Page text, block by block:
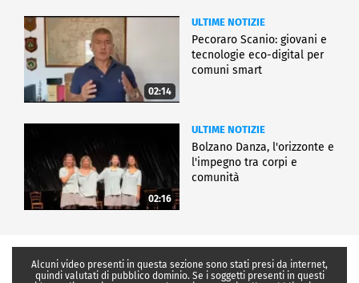
02:14
ULTIME NOTIZIE
Pecoraro Scanio: giovani e
tecnologie eco-digital per
comuni smart
02:16
ULTIME NOTIZIE
Bolzano Danza, l'orizzonte e
l'impegno tra corpi e
comunità
Alcuni video presenti in questa sezione sono stati presi da internet,
quindi valutati di pubblico dominio. Se i soggetti presenti in questi